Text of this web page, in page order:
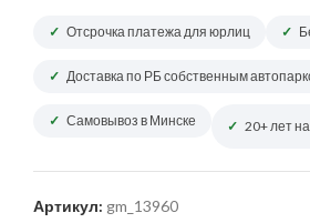
Отсрочка платежа для юрлиц
Доставка по РБ собственным
Самовывоз в Минске 20+ лет
Артикул: gm_13960